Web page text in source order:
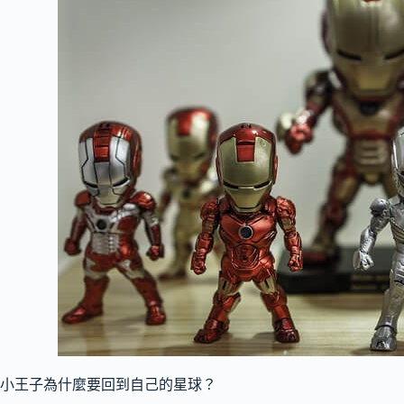
小王子為什麼要回到自己的星球？